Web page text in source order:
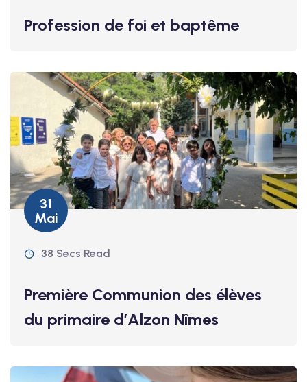
Profession de foi et baptême
31
Mai
38 Secs Read
Première Communion des élèves
du primaire d’Alzon Nîmes